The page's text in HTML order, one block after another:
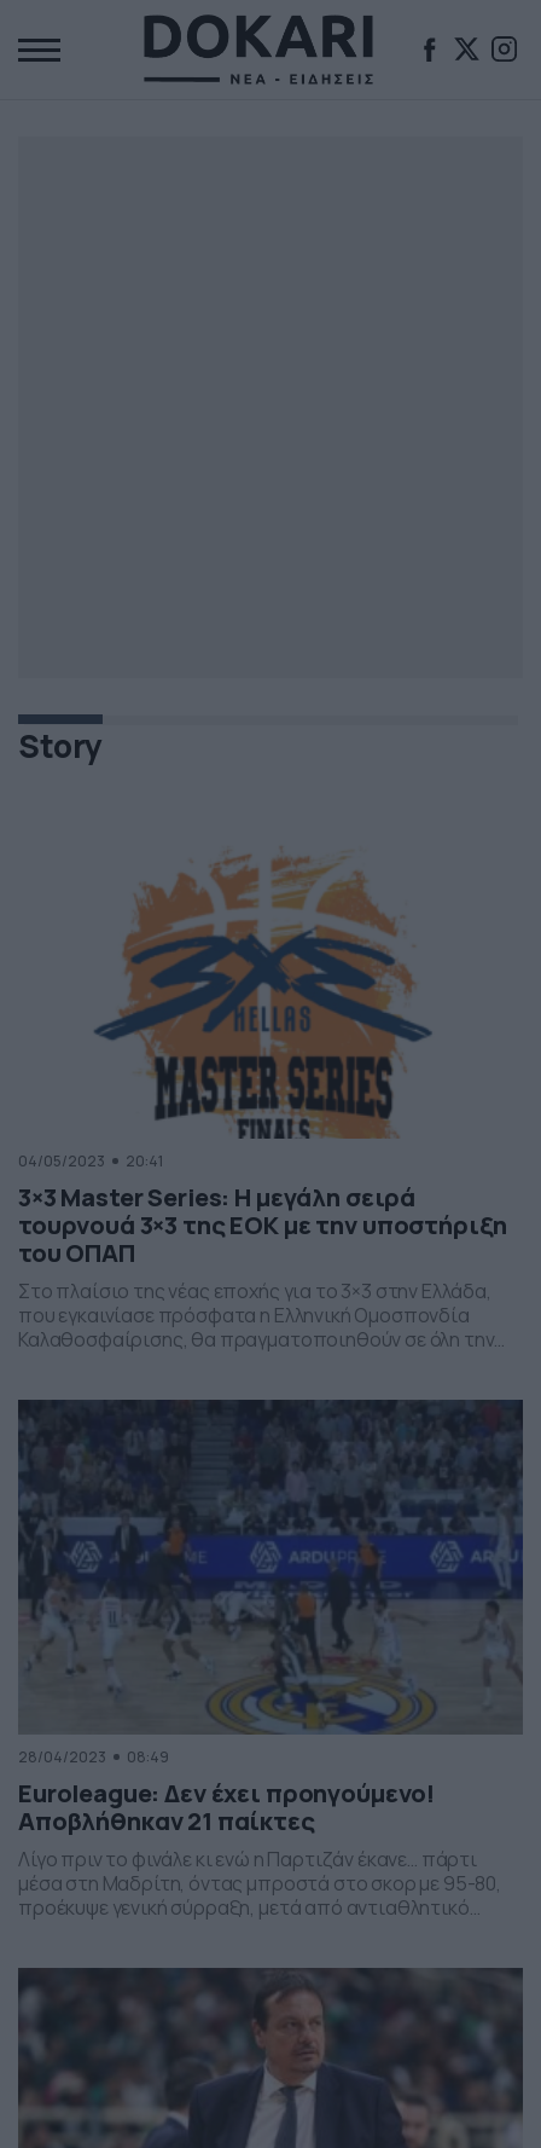
Story
04/05/2023 20:41
3×3 Master Series: Η μεγάλη σειρά
τουρνουά 3×3 της ΕΟΚ με την υποστήριξη
του ΟΠΑΠ
Στο πλαίσιο της νέας εποχής για το 3×3 στην Ελλάδα,
που εγκαινίασε πρόσφατα η Ελληνική Ομοσπονδία
Καλαθοσφαίρισης, θα πραγματοποιηθούν σε όλη την
διοργανώσεων είναι η σειρά 3×3 Master Series, που θα
πραγματοποιηθεί με Μεγάλο Χορηγό τον ΟΠΑΠ. Η
σειρά 3×3 Μaster Series περιλαμβάνει πέντε
διαφορετικά τουρνουά 3×3 σε […]
28/04/2023 08:49
Euroleague: Δεν έχει προηγούμενο!
Αποβλήθηκαν 21 παίκτες
Λίγο πριν το φινάλε κι ενώ η Παρτιζάν έκανε… πάρτι
μέσα στη Μαδρίτη, όντας μπροστά στο σκορ με 95-80,
προέκυψε γενική σύρραξη, μετά από αντιαθλητικό
Wizink Center between Partizan and Real Madrid players
😱 #EuroLeague pic.twitter.com/wkpzyIQTcM — […]